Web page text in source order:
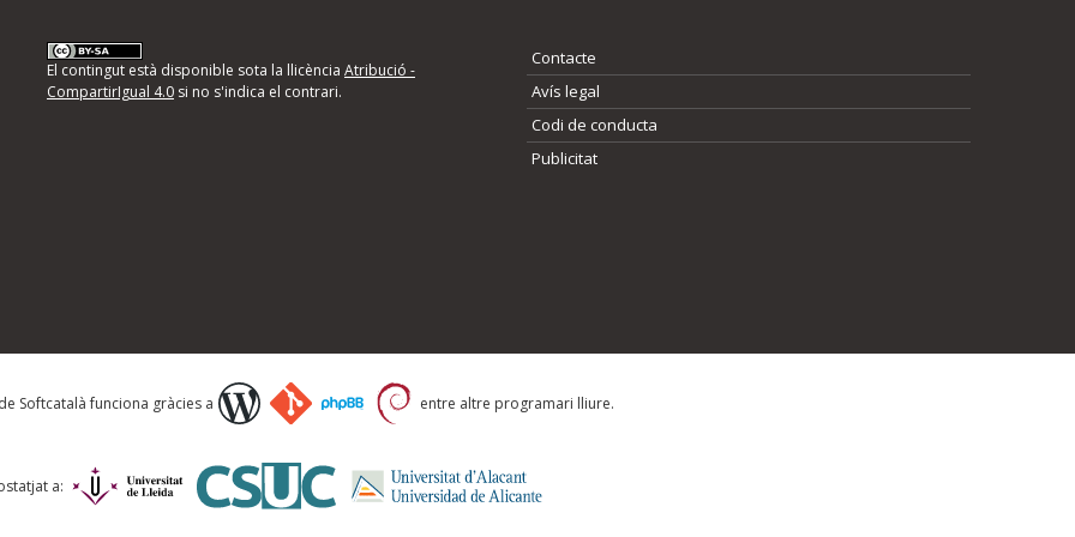
d'errors
següents i descriviu quina és la millora que
El contingut està disponible sota la llicència Atribució -
CompartirIgual 4.0si no s'indica el contrari.
Contacte
Avís legal
Codi de conducta
Publicitat
Softcatalà funciona gràcies a entre altre programari lliure.
a: